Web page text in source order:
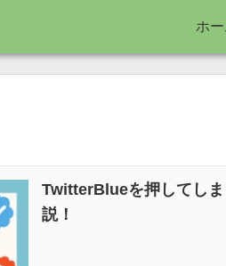
ホー
TwitterBlueを押してし
説！